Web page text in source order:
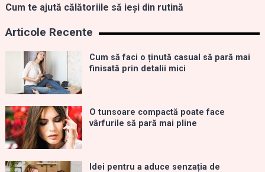
Cum te ajută călătoriile să ieși din rutină
Articole Recente
Cum să faci o ținută casual să pară mai
finisată prin detalii mici
O tunsoare compactă poate face
vârfurile să pară mai pline
Idei pentru a aduce senzația de